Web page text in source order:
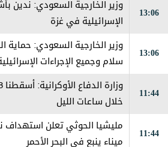
13:06
وزير الخارجية السعودي: ندين
الإسرائيلية في غزة
13:06
وزير الخارجية السعودي: حماية
سلام وجميع الإجراءات
11:44
خلال ساعات الليل
11:44
مليشيا الحوثي تعلن استهداف
ميناء ينبع في البحر الأحمر